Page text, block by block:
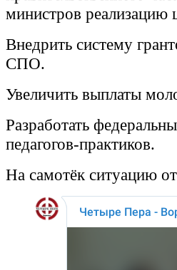
министров реализацию
Внедрить систему
СПО.
Увеличить выплаты
Разработать
педагогов-практиков.
На самотёк ситуацию